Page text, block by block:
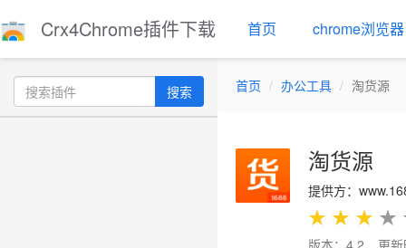
Crx4Chrome插件下载 首页 chrome浏览器
搜索 首页 办公工具 淘货源
淘货源
提供方：
★ ★ ★ ★
版本：4.2
更